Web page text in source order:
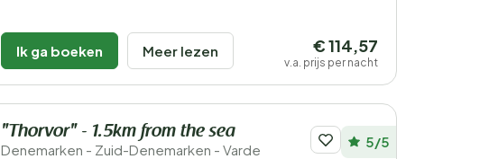
Ik ga boeken Meer lezen € 114,57
v.a. prijs per nacht
"Thorvor" - 1.5km from the sea
Denemarken - Zuid-Denemarken - Varde 5/5